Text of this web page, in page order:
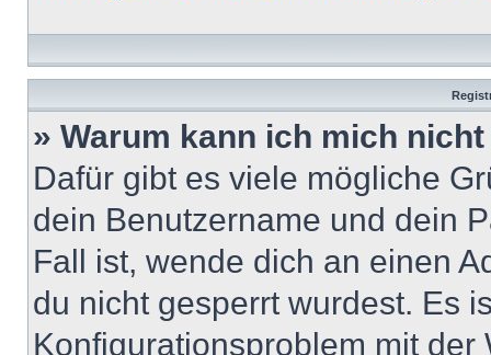
» Warum kann ich mich
Dafür gibt es viele mögliche
dein Benutzername und dein
Fall ist, wende dich an einen
du nicht gesperrt wurdest. Es
Konfigurationsproblem mit